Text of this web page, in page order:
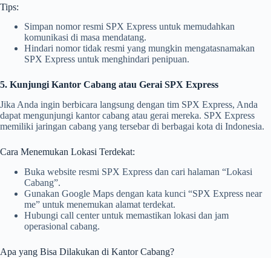
Tips:
Simpan nomor resmi SPX Express untuk memudahkan
komunikasi di masa mendatang.
Hindari nomor tidak resmi yang mungkin mengatasnamakan
SPX Express untuk menghindari penipuan.
5. Kunjungi Kantor Cabang atau Gerai SPX Express
Jika Anda ingin berbicara langsung dengan tim SPX Express, Anda
dapat mengunjungi kantor cabang atau gerai mereka. SPX Express
memiliki jaringan cabang yang tersebar di berbagai kota di Indonesia.
Cara Menemukan Lokasi Terdekat:
Buka website resmi SPX Express dan cari halaman “Lokasi
Cabang”.
Gunakan Google Maps dengan kata kunci “SPX Express near
me” untuk menemukan alamat terdekat.
Hubungi call center untuk memastikan lokasi dan jam
operasional cabang.
Apa yang Bisa Dilakukan di Kantor Cabang?